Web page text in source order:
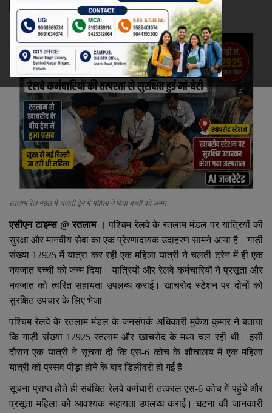
रेलवे
खेल
ज्योतिष
कला-साहित्य
निर्वाचन
धर्म-संस्कृति
वीडियो
YouTube
Language
English Hiindi
रतलाम रेल मंडल में चलती ट्रेन में महिला ने दिया बच्ची को जन्म।
एसीएन टाइम्स @ रतलाम । पश्चिम रेलवे के रतलाम मंडल पर यात्रियों की
सुरक्षा और मानवीय सेवा का एक प्रेरणादायक उदाहरण सामने आया है। गाड़ी
संख्या 12925में यात्रा कर रही एक महिला यात्री ने चलती ट्रेन में ही एक
नवजात बच्ची को जन्म दिया। यात्रियों और रेलवे कर्मचारियों ने प्रसूता और
नवजात को त्वरित सहायता उपलब्ध कराई। खाचरोद स्टेशन पर दोनों को
सुरक्षित उपचार के लिए भेजा।
पश्चिम रेलवे के रतलाम मंडल के जनसंपर्क अधिकारी मुकेश कुमार ने बताया
कि गाड़ी संख्या12925 रतलाम और खाचरोद के मध्य चल रही थी। इसी
दौरान एक यात्री ने सूचना दी कि एस-6 कोच के शौचालय में एक महिला
यात्री को प्रसव पीड़ा होने के बाद डिलीवरी हो गई है।
सूचना प्राप्त होते ही संबंधित रेलवे कर्मचारी तत्काल एस-6 कोच में पहुंचे और
प्रसूता महिला को आवश्यक सहायता उपलब्ध कराई। घटना की जानकारी